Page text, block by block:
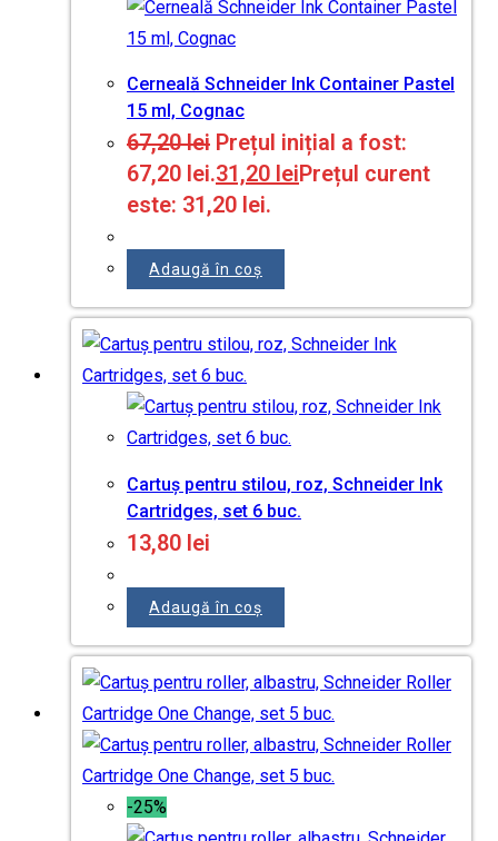
Cerneală Schneider Ink Container Pastel
15 ml, Cognac
67,20lei Prețul inițial a fost:
67,20 lei.31,20 leiPrețul curent
este: 31,20 lei.
Adaugă în coș
Cartuș pentru stilou, roz, Schneider Ink
Cartridges, set 6 buc.
13,80 lei
Adaugă în coș
-25%